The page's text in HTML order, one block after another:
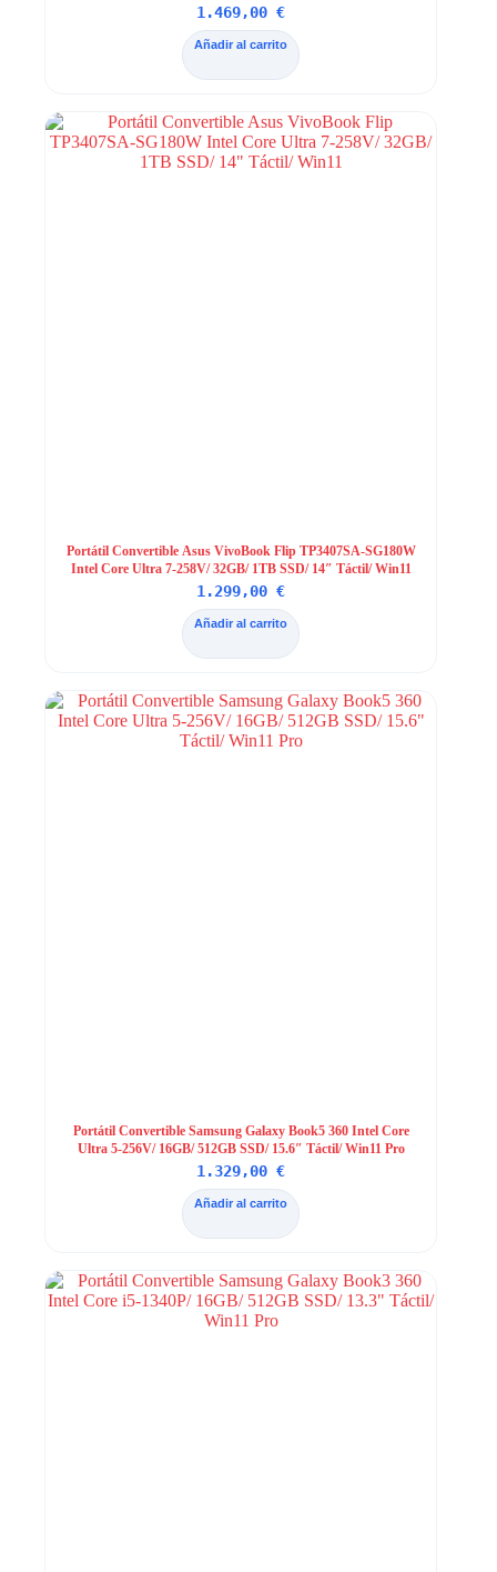
1.469,00€
Añadir al carrito
Portátil Convertible Asus VivoBook Flip TP3407SA-SG180W
Intel Core Ultra 7-258V/ 32GB/ 1TB SSD/ 14″ Táctil/ Win11
1.299,00€
Añadir al carrito
Portátil Convertible Samsung Galaxy Book5 360 Intel Core
Ultra 5-256V/ 16GB/ 512GB SSD/ 15.6″ Táctil/ Win11 Pro
1.329,00€
Añadir al carrito